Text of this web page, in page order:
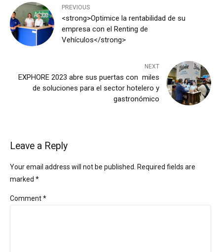
PREVIOUS
<strong>Optimice la rentabilidad de su
empresa con el Renting de
Vehículos</strong>
NEXT
EXPHORE 2023 abre sus puertas con miles
de soluciones para el sector hotelero y
gastronómico
Leave a Reply
Your email address will not be published. Required fields are
marked *
Comment*